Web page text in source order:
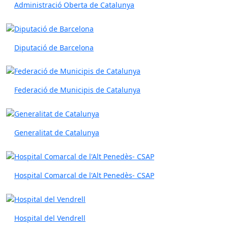
Administració Oberta de Catalunya
Diputació de Barcelona
Federació de Municipis de Catalunya
Generalitat de Catalunya
Hospital Comarcal de l'Alt Penedès- CSAP
Hospital del Vendrell